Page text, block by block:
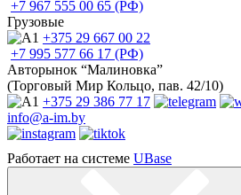
+7 967 555 00 65 (РФ)
Грузовые
+375 29 667 00 22
+7 995 577 66 17 (РФ)
Авторынок “Малиновка”
(Торговый Мир Кольцо, пав. 42/10)
+375 29 386 77 17
info@a-im.by
Работает на системе UBase